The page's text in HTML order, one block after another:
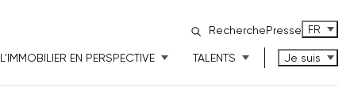
RecherchePresse FR
L'IMMOBILIER EN PERSPECTIVE TALENTS Je suis